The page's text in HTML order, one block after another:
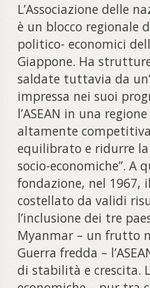
L’Associazione delle
è un blocco regionale
politico- economici
Giappone. Ha
saldate tuttavia da
impressa nei suoi
l’ASEAN in una
altamente
equilibrato e ridurre
socio-economiche”. A
fondazione, nel
costellato da validi
l’inclusione dei tre
Myanmar – un frutto
Guerra fredda –
di stabilità e crescita.